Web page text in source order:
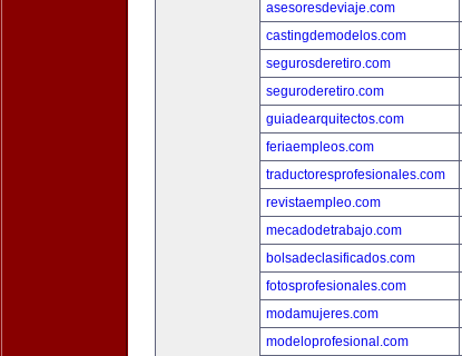
asesoresdeviaje.com
castingdemodelos.com
segurosderetiro.com
seguroderetiro.com
guiadearquitectos.com
feriaempleos.com
traductoresprofesionales.com
revistaempleo.com
mecadodetrabajo.com
bolsadeclasificados.com
fotosprofesionales.com
modamujeres.com
modeloprofesional.com